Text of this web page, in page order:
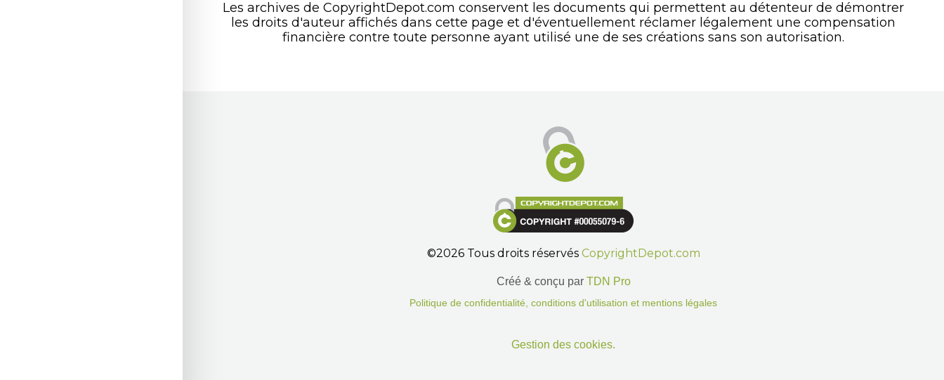
Les archives de CopyrightDepot.com conservent les documents qui permettent au détenteur de démontrer
les droits d'auteur affichés dans cette page et d'éventuellement réclamer légalement une compensation
financière contre toute personne ayant utilisé une de ses créations sans son autorisation.
©2026 Tous droits réservés CopyrightDepot.com
Créé & conçu par TDN Pro
Politique de confidentialité, conditions d'utilisation et mentions légales
Gestion des cookies.